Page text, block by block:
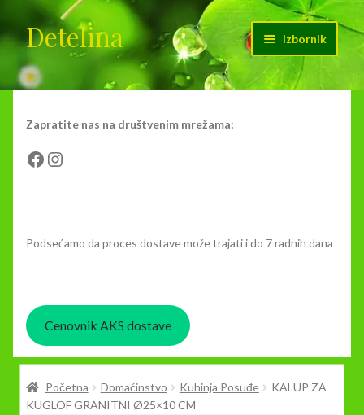
Preskoči
na
navigaciju
Skoči
na
sadržaj
Detelina Izbornik
Početak
Cenovnik dostave
Kontakt
O nama
Plaćanje
Prodavnica
Zapratite nas na društvenim mrežama:
Facebook Instagram
Podsećamo da proces dostave može trajati i do 7 radnih dana
Cenovnik AKS dostave
Početna Domaćinstvo Kuhinja Posuđe
KALUP ZA
KUGLOF GRANITNI Ø25×10 CM